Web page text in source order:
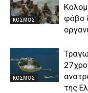
ΚΟΣΜΟΣ
φόβο
ΚΟΣΜΟΣ
της